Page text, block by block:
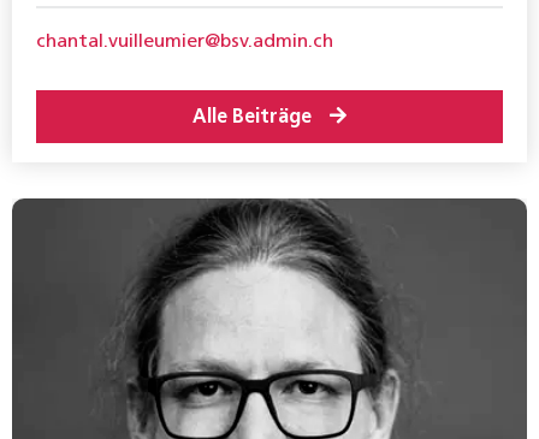
chantal.vuilleumier@bsv.admin.ch
Alle Beiträge